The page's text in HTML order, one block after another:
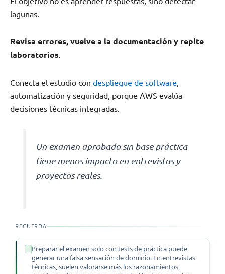
lagunas.
Revisa errores, vuelve a la documentación y repite
laboratorios.
Conecta el estudio con despliegue de software,
automatización y seguridad, porque AWS evalúa
decisiones técnicas integradas.
Un examen aprobado sin base práctica
tiene menos impacto en entrevistas y
proyectos reales.
RECUERDA
Preparar el examen solo con tests de práctica puede
generar una falsa sensación de dominio. En entrevistas
técnicas, suelen valorarse más los razonamientos,